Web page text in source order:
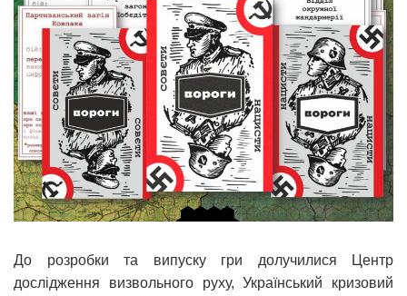
До розробки та випуску гри долучилися Центр
дослідження визвольного руху, Український кризовий